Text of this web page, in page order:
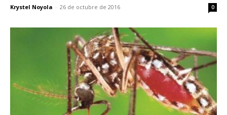
Krystel Noyola - 26 de octubre de 2016 0